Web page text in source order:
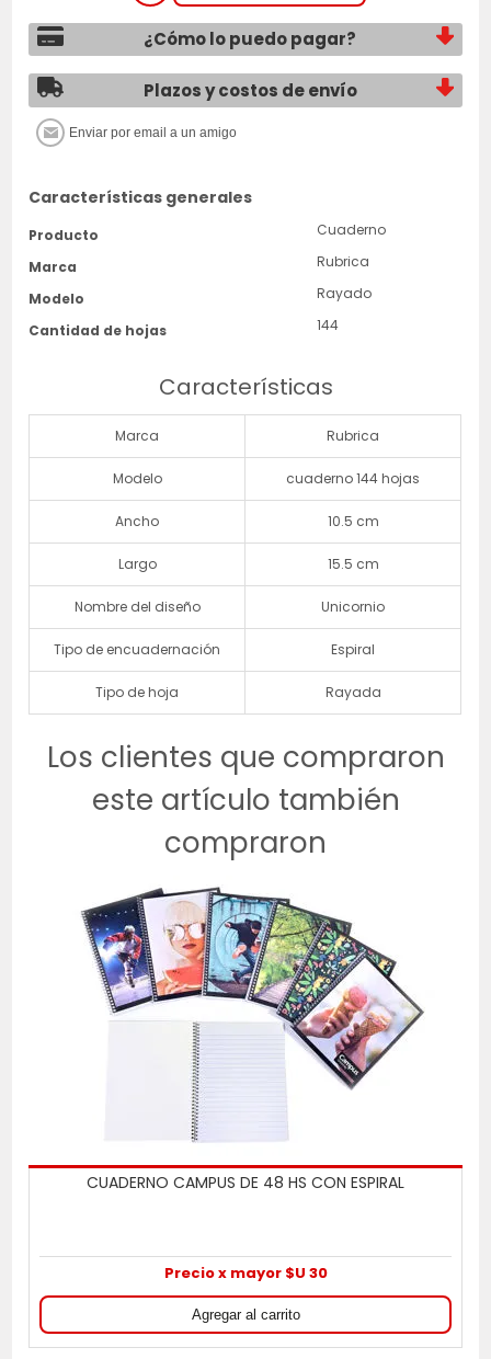
¿Cómo lo puedo pagar?
Plazos y costos de envío
Características generales
Producto
Cuaderno
Marca
Rubrica
Modelo
Rayado
Cantidad de hojas
144
Características
Marca Rubrica
Modelo cuaderno 144 hojas
Ancho 10.5 cm
Largo 15.5 cm
Nombre del diseño Unicornio
Tipo de encuadernación Espiral
Tipo de hoja Rayada
Los clientes que compraron
este artículo también
compraron
CUADERNO CAMPUS DE 48 HS CON ESPIRAL
Precio x mayor $U 30